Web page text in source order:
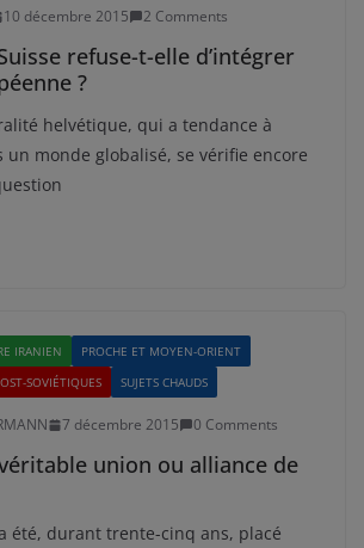
10 décembre 2015 2 Comments
refuse-t-elle d’intégrer
?
helvétique, qui a tendance à
un monde globalisé, se vérifie encore
IRANIEN
PROCHE ET MOYEN-ORIENT
SOVIÉTIQUES
SUJETS CHAUDS
7 décembre 2015 0 Comments
union ou alliance de
été, durant trente-cinq ans, placé